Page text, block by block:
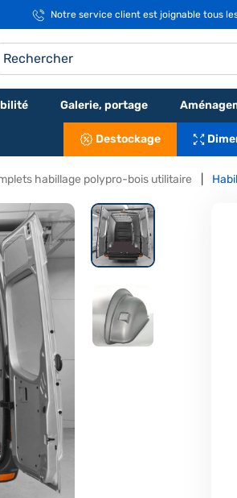
Notre service client est joignable tous
Galerie, portage
Destockage
habillage polypro-bois utilitaire